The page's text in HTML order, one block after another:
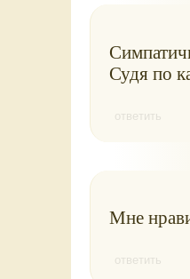
Судя по
ответить
Мне
ответить